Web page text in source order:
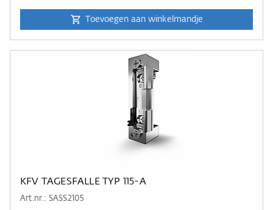
Toevoegen aan winkelmandje
KFV TAGESFALLE TYP 115-A
Art.nr.: SASS2105